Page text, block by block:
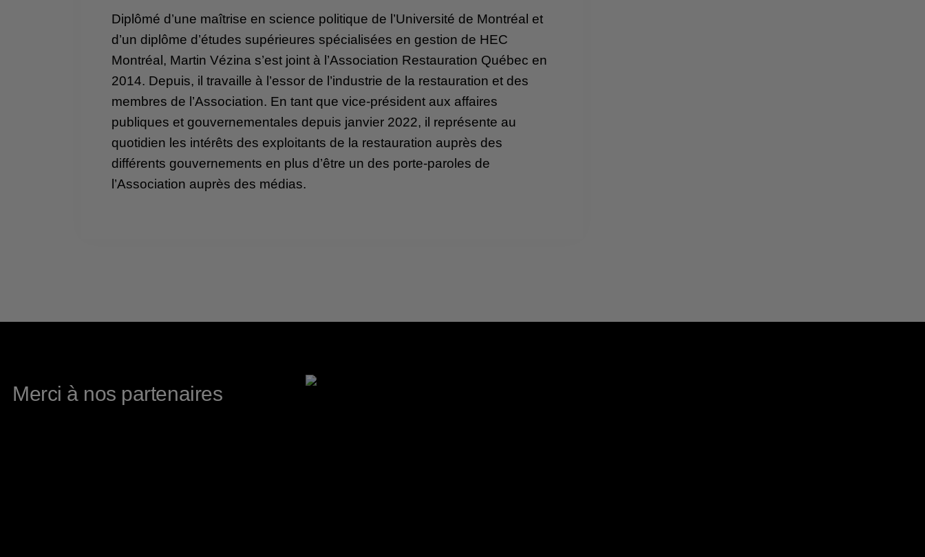
Diplômé d’une maîtrise en science politique de l’Université de Montréal et
d’un diplôme d’études supérieures spécialisées en gestion de HEC
Montréal, Martin Vézina s’est joint à l’Association Restauration Québec en
2014. Depuis, il travaille à l’essor de l’industrie de la restauration et des
membres de l’Association. En tant que vice-président aux affaires
publiques et gouvernementales depuis janvier 2022, il représente au
quotidien les intérêts des exploitants de la restauration auprès des
différents gouvernements en plus d’être un des porte-paroles de
l’Association auprès des médias.
Merci à nos partenaires